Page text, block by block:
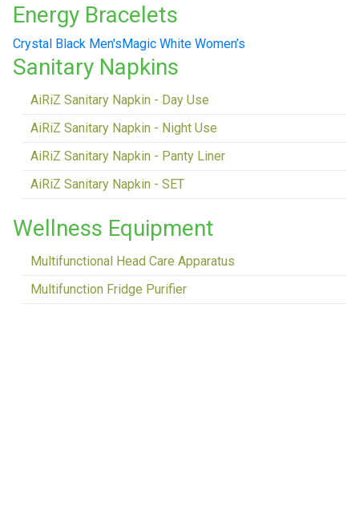
Energy Bracelets
Crystal Black Men'sMagic White Women’s
Sanitary Napkins
AiRiZ Sanitary Napkin - Day Use
AiRiZ Sanitary Napkin - Night Use
AiRiZ Sanitary Napkin - Panty Liner
AiRiZ Sanitary Napkin - SET
Wellness Equipment
Multifunctional Head Care Apparatus
Multifunction Fridge Purifier